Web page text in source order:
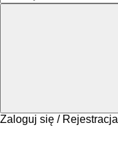
Zaloguj się / Rejestracja